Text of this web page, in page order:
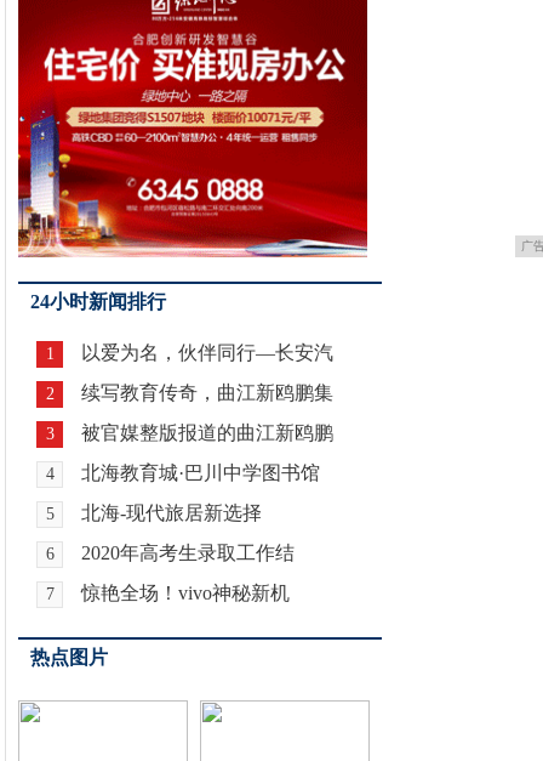
广
24小时新闻排行
1 以爱为名，伙伴同行—长安汽
2 续写教育传奇，曲江新鸥鹏集
3 被官媒整版报道的曲江新鸥鹏
4 北海教育城·巴川中学图书馆
5 北海-现代旅居新选择
6 2020年高考生录取工作结
7 惊艳全场！vivo神秘新机
热点图片